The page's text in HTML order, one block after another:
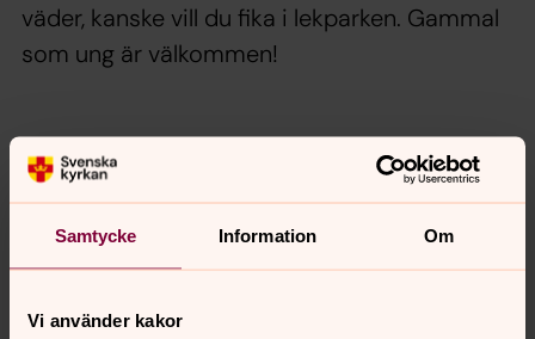
Samtycke Information Om
Vi använder kakor
väder, kanske vill du fika i lekparken. Gammal
som ung är välkommen!
Synpunkter eller frågor på sidans
innehåll?
nora.tarnsjo.forsamling@svenskakyrkan.se